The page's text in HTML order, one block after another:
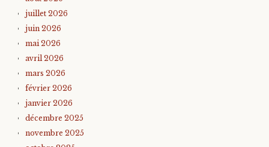
juillet 2026
juin 2026
mai 2026
avril 2026
mars 2026
février 2026
janvier 2026
décembre 2025
novembre 2025